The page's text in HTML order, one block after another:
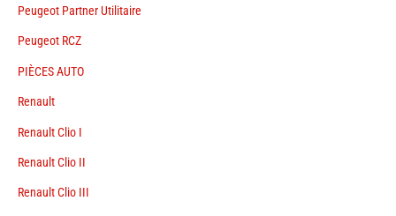
Peugeot Partner Utilitaire
Peugeot RCZ
PIÈCES AUTO
Renault
Renault Clio I
Renault Clio II
Renault Clio III